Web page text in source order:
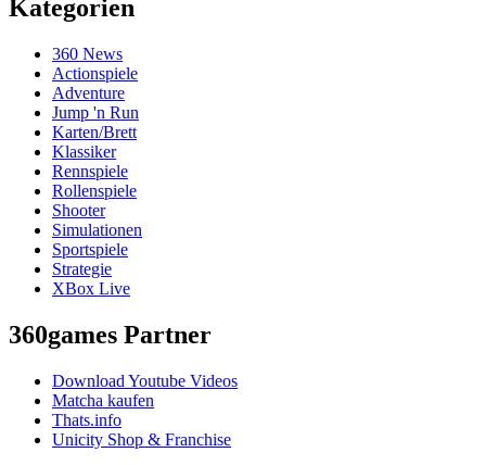
Kategorien
360 News
Actionspiele
Adventure
Jump 'n Run
Karten/Brett
Klassiker
Rennspiele
Rollenspiele
Shooter
Simulationen
Sportspiele
Strategie
XBox Live
360games Partner
Download Youtube Videos
Matcha kaufen
Thats.info
Unicity Shop & Franchise